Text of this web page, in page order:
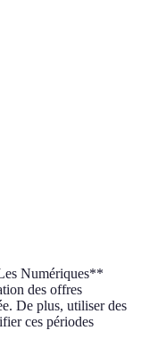
Numériques**
des offres
De plus, utiliser des
ces périodes